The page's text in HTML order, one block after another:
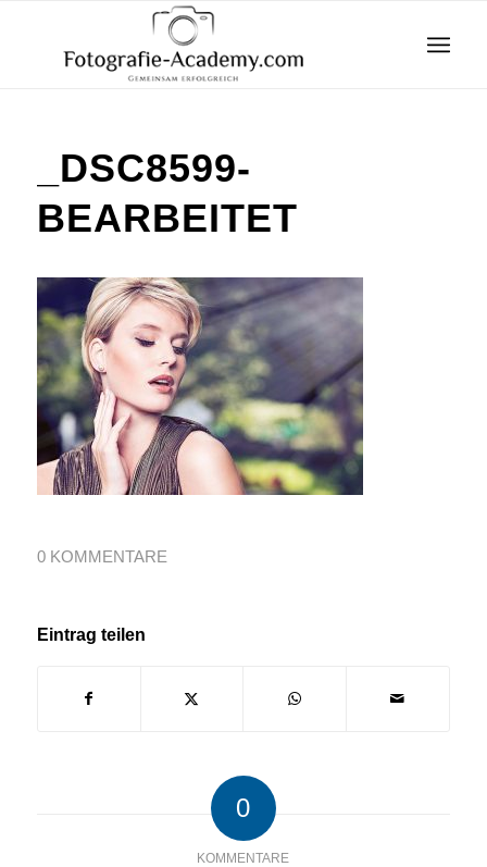
_DSC8599-
BEARBEITET
0 KOMMENTARE
Eintrag teilen
0
KOMMENTARE